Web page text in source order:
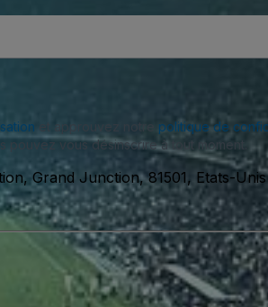
et approuvez notre politique de
pouvez vous désinscrire à tout moment.
Grand Junction, 81501, Etats-Unis